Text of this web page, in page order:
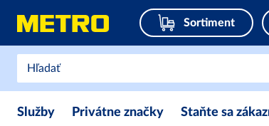
Sortiment
Služby Privátne značky Staňte sa